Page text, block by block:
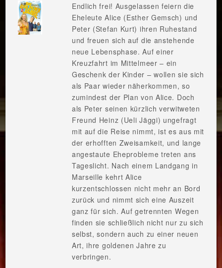
Endlich frei! Ausgelassen feiern die
Eheleute Alice (Esther Gemsch) und
Peter (Stefan Kurt) ihren Ruhestand
und freuen sich auf die anstehende
neue Lebensphase. Auf einer
Kreuzfahrt im Mittelmeer – ein
Geschenk der Kinder – wollen sie sich
als Paar wieder näherkommen, so
zumindest der Plan von Alice. Doch
als Peter seinen kürzlich verwitweten
Freund Heinz (Ueli Jäggi) ungefragt
mit auf die Reise nimmt, ist es aus mit
der erhofften Zweisamkeit, und lange
angestaute Eheprobleme treten ans
Tageslicht. Nach einem Landgang in
Marseille kehrt Alice
kurzentschlossen nicht mehr an Bord
zurück und nimmt sich eine Auszeit
ganz für sich. Auf getrennten Wegen
finden sie schließlich nicht nur zu sich
selbst, sondern auch zu einer neuen
Art, ihre goldenen Jahre zu
verbringen.